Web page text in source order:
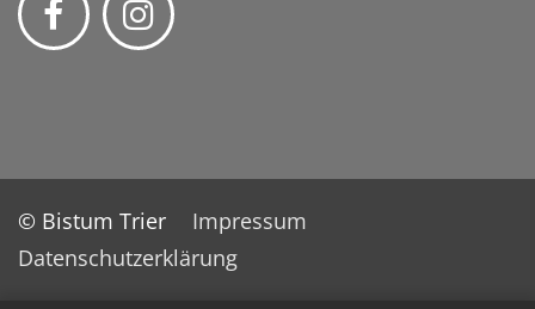
© Bistum Trier
Impressum
Datenschutzerklärung